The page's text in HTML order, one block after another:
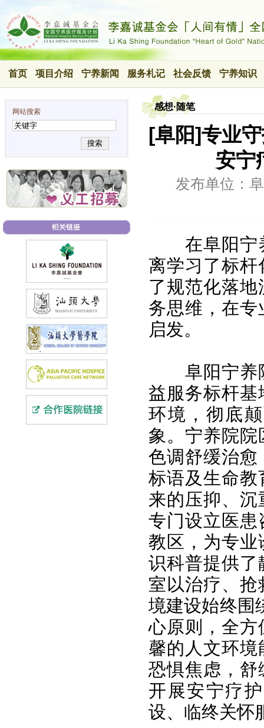
首页 项目介绍 宁养新闻 服务札记 社会反馈 宁养知识
网站搜索
搜索
感想·随笔
[阜阳]专业
安宁
发布单位：
在阜阳宁
离学习了标
了规范化落
务思维，在
启发。
阜阳宁养
益服务标杆
环境，彻底
象。宁养院
色调舒缓治
标语及生命
来的压抑、
专门设立医
教区，为专
识科普提供
室以治疗、
境建设始终围
心原则，全
馨的人文环
恐惧焦虑，
开展安宁疗
设、临终关怀